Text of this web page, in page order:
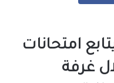
امتحانات
غرفة